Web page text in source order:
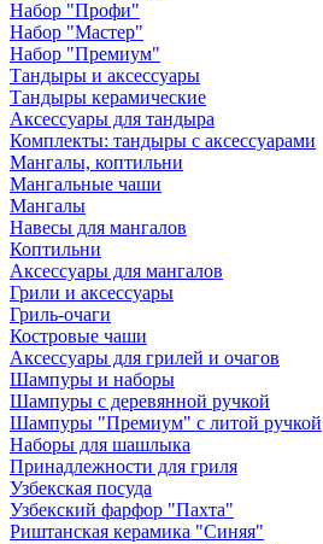
Набор "Профи"
Набор "Мастер"
Набор "Премиум"
Тандыры и аксессуары
Тандыры керамические
Аксессуары для тандыра
Комплекты: тандыры с аксессуарами
Мангалы, коптильни
Мангальные чаши
Мангалы
Навесы для мангалов
Коптильни
Аксессуары для мангалов
Грили и аксессуары
Гриль-очаги
Костровые чаши
Аксессуары для грилей и очагов
Шампуры и наборы
Шампуры с деревянной ручкой
Шампуры "Премиум" с литой ручкой
Наборы для шашлыка
Принадлежности для гриля
Узбекская посуда
Узбекский фарфор "Пахта"
Риштанская керамика "Синяя"